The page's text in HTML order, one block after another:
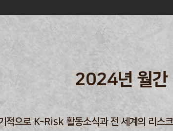
2024년 월
적으로 K-Risk 활동소식과 전 세계의 리